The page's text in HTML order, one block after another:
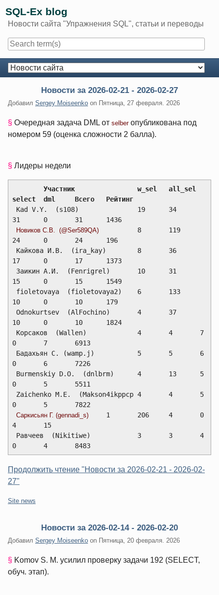
content
SQL-Ex blog
Новости сайта "Упражнения SQL", статьи и переводы
Navigation
Новости за 2026-02-21 - 2026-02-27
Добавил Sergey Moiseenko on Пятница, 27 февраля. 2026
§ Очередная задача DML от selberопубликована под
номером 59 (оценка сложности 2 балла).
§ Лидеры недели
select	dml	Всего	Рейтинг
31	0	31	1436
Новиков С.В.  (@Ser589QA)
24	0	24	196
17	0	17	1373
15	0	15	1549
10	0	10	179
10	0	10	1824
0	7	6913
0	6	7226
0	5	5511
0	5	7822
Саркисьян Г. (gennadi_s)
4	15
0	4	8483
Продолжить чтение "Новости за 2026-02-21 - 2026-02-
27"
Категории:
Site news
Новости за 2026-02-14 - 2026-02-20
Добавил Sergey Moiseenko on Пятница, 20 февраля. 2026
§ Komov S. M. усилил проверку задачи 192 (SELECT,
обуч. этап).